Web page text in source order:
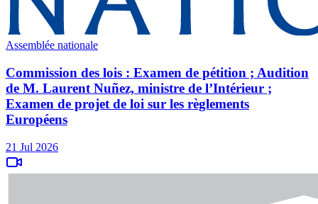
Assemblée nationale
Commission des lois : Examen de pétition ; Audition
de M. Laurent Nuñez, ministre de l’Intérieur ;
Examen de projet de loi sur les règlements
Européens
21 Jul 2026